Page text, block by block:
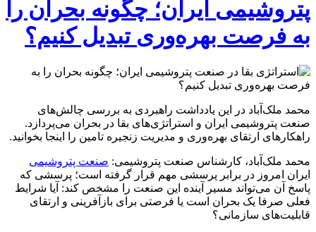
پتروشیمی ایران؛ چگونه بحران را
به فرصت بهره‌وری تبدیل کنیم؟
محمد ملک‌آباد در این یادداشت راهبردی به بررسی چالش‌های
صنعت پتروشیمی ایران و استراتژی‌های بقا در بحران می‌پردازد.
راهکارهای ارتقای بهره‌وری و مدیریت زنجیره تامین را اینجا بخوانید.
محمد ملک‌آباد، کارشناس صنعت پتروشیمی: صنعت پتروشیمی
ایران امروز در برابر پرسشی مهم قرار گرفته است؛ پرسشی که
پاسخ آن می‌تواند مسیر آینده این صنعت را مشخص کند: آیا شرایط
فعلی صرفا یک بحران است یا فرصتی برای بازآفرینی و ارتقای
قابلیت‌های سازمانی؟